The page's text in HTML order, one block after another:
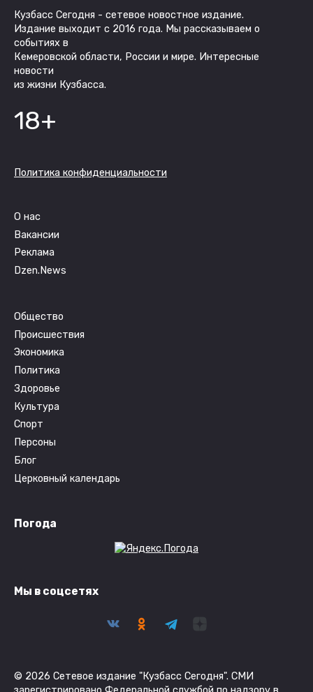
Кузбасс Сегодня - сетевое новостное издание.
Издание выходит с 2016 года. Мы рассказываем о
событиях в
Кемеровской области, России и мире. Интересные
новости
из жизни Кузбасса.
18+
Политика конфиденциальности
О нас
Вакансии
Реклама
Dzen.News
Общество
Происшествия
Экономика
Политика
Здоровье
Культура
Спорт
Персоны
Блог
Церковный календарь
Погода
Мы в соцсетях
© 2026 Сетевое издание "Кузбасс Сегодня". СМИ